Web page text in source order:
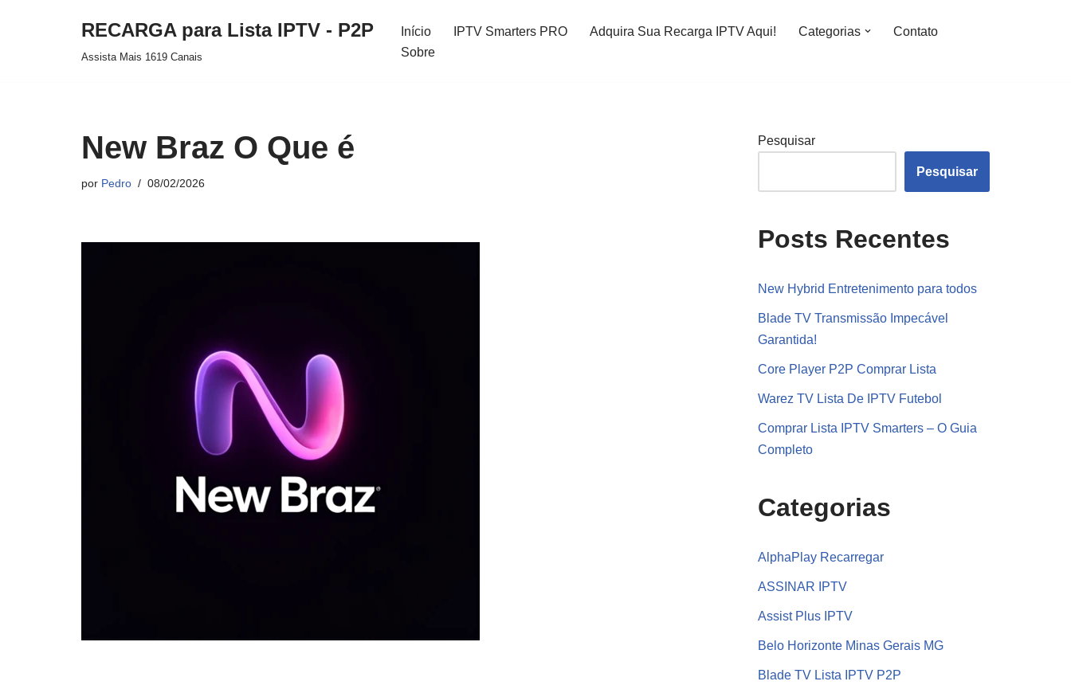
RECARGA para Lista IPTV - P2P
Assista Mais 1619 Canais
Início IPTV Smarters PRO Adquira Sua Recarga IPTV Aqui! Categorias
Contato
Sobre
New Braz O Que é
por Pedro 08/02/2026
Pesquisar
Pesquisar
Posts Recentes
New Hybrid Entretenimento para todos
Blade TV Transmissão Impecável
Garantida!
Core Player P2P Comprar Lista
Warez TV Lista De IPTV Futebol
Comprar Lista IPTV Smarters – O Guia
Completo
Categorias
AlphaPlay Recarregar
ASSINAR IPTV
Assist Plus IPTV
Belo Horizonte Minas Gerais MG
Blade TV Lista IPTV P2P